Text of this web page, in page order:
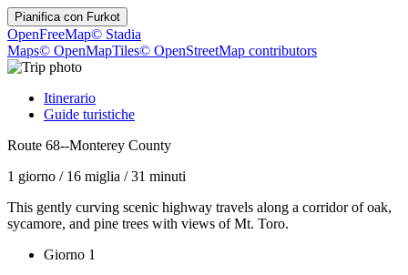
Pianifica con Furkot
OpenFreeMap© Stadia
Maps© OpenMapTiles© OpenStreetMap contributors
Itinerario
Guide turistiche
Route 68--Monterey County
1 giorno / 16 miglia /31 minuti
This gently curving scenic highway travels along a corridor of oak,
sycamore, and pine trees with views of Mt. Toro.
Giorno 1